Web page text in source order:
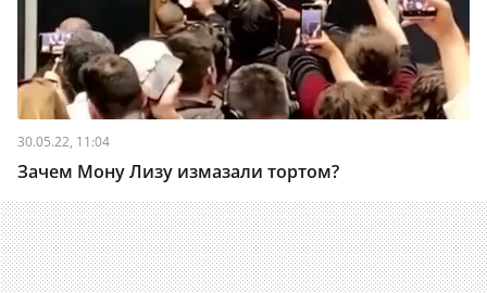
30.05.22, 11:04
Зачем Мону Лизу измазали тортом?